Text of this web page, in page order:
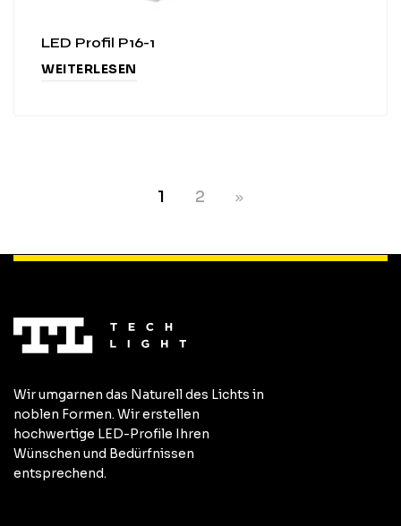
LED Profil P16-1
WEITERLESEN
1 2
Wir umgarnen das Naturell des Lichts in
noblen Formen. Wir erstellen
hochwertige LED-Profile Ihren
Wünschen und Bedürfnissen
entsprechend.